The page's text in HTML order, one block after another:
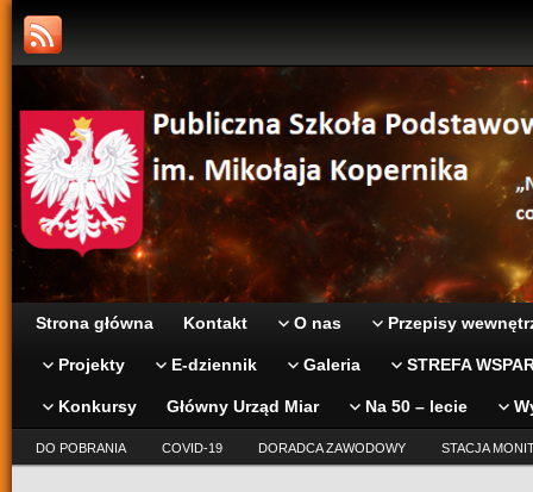
Strona główna Kontakt O nas Przepisy
Projekty E-dziennik Galeria STREFA
Konkursy Główny Urząd Miar Na 50 – lecie
DO POBRANIA COVID-19 DORADCA ZAWODOWY STACJA